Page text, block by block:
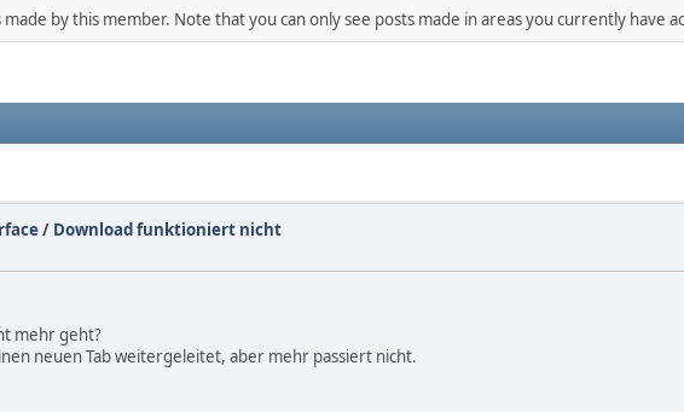
by this member. Note that you can only see posts made in areas you currently have
/ Download funktioniert nicht
mehr geht?
neuen Tab weitergeleitet, aber mehr passiert nicht.